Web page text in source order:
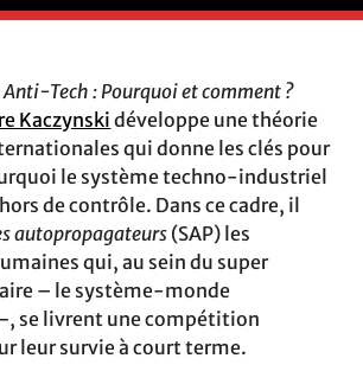
Tech : Pourquoi et comment ?
Kaczynski développe une théorie
qui donne les clés pour
le système techno-industriel
de contrôle. Dans ce cadre, il
autopropagateurs(SAP) les
qui, au sein du super
– le système-monde
se livrent une compétition
leur survie à court terme.